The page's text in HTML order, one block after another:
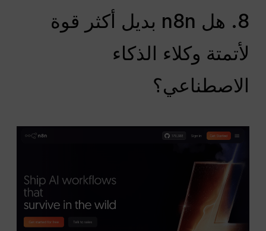
8. هل n8n بديل أكثر قوة
لأتمتة وكلاء الذكاء
الاصطناعي؟